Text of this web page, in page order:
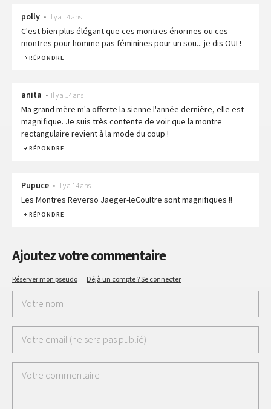
polly • Il y a 14 ans
C'est bien plus élégant que ces montres énormes ou ces
montres pour homme pas féminines pour un sou... je dis OUI !
RÉPONDRE
anita • Il y a 14 ans
Ma grand mère m'a offerte la sienne l'année dernière, elle est
magnifique. Je suis très contente de voir que la montre
rectangulaire revient à la mode du coup !
RÉPONDRE
Pupuce • Il y a 14 ans
Les Montres Reverso Jaeger-leCoultre sont magnifiques !!
RÉPONDRE
Ajoutez votre commentaire
Réserver mon pseudo · Déjà un compte ? Se connecter